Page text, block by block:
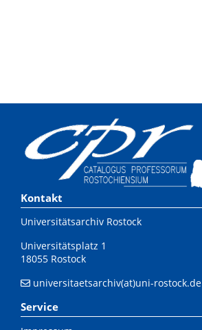
Kontakt
Universitätsarchiv Rostock
Universitätsplatz 1
18055 Rostock
universitaetsarchiv(at)uni-rostock.de
Service